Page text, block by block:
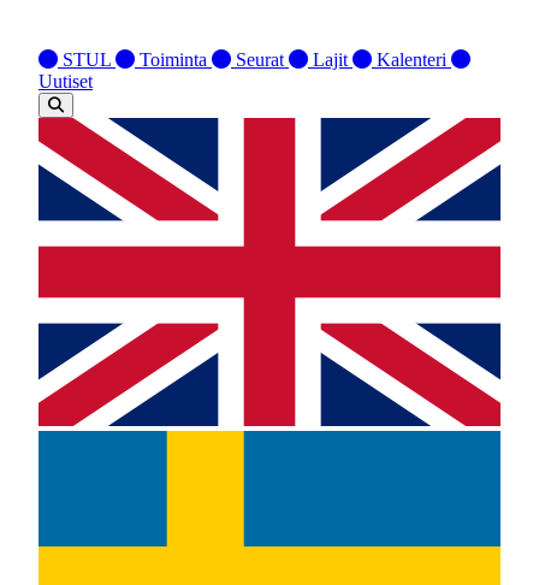
STUL Toiminta Seurat Lajit
Kalenteri
Uutiset